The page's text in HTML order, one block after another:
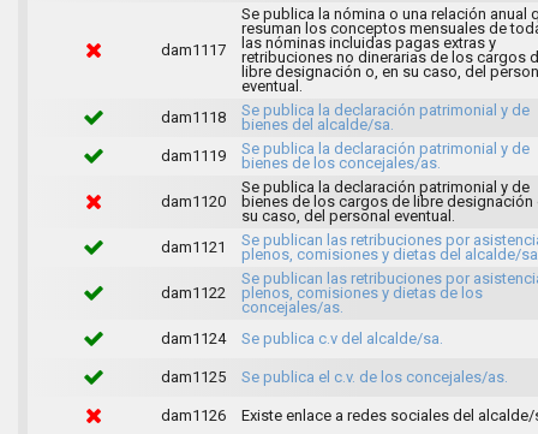
dam1117
Se publica la nómina o una relación anual
resuman los conceptos mensuales de
las nóminas incluidas pagas extras y
retribuciones no dinerarias de los cargos
libre designación o, en su caso, del
eventual.
dam1118
Se publica la declaración patrimonial y de
bienes del alcalde/sa.
dam1119
Se publica la declaración patrimonial y de
bienes de los concejales/as.
dam1120
Se publica la declaración patrimonial y de
bienes de los cargos de libre designación
su caso, del personal eventual.
dam1121
Se publican las retribuciones por
plenos, comisiones y dietas del alcalde/
dam1122
Se publican las retribuciones por
plenos, comisiones y dietas de los
concejales/as.
dam1124
Se publica c.v del alcalde/sa.
dam1125 Se publica el c.v. de los concejales/as.
dam1126 Existe enlace a redes sociales del alcalde/